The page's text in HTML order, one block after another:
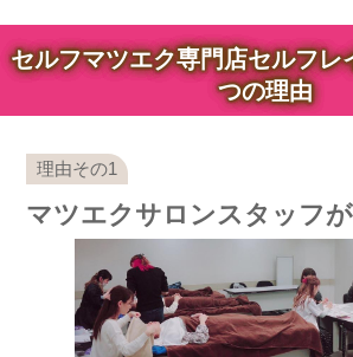
セルフマツエク専門店セルフレ
つの理由
マツエクサロンスタッフ